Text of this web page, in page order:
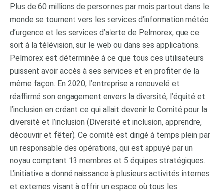
Plus de 60 millions de personnes par mois partout dans le
monde se tournent vers les services d’information météo
d’urgence et les services d’alerte de Pelmorex, que ce
soit à la télévision, sur le web ou dans ses applications.
Pelmorex est déterminée à ce que tous ces utilisateurs
puissent avoir accès à ses services et en profiter de la
même façon. En 2020, l’entreprise a renouvelé et
réaffirmé son engagement envers la diversité, l’équité et
l’inclusion en créant ce qui allait devenir le Comité pour la
diversité et l’inclusion (Diversité et inclusion, apprendre,
découvrir et fêter). Ce comité est dirigé à temps plein par
un responsable des opérations, qui est appuyé par un
noyau comptant 13 membres et 5 équipes stratégiques.
L’initiative a donné naissance à plusieurs activités internes
et externes visant à offrir un espace où tous les